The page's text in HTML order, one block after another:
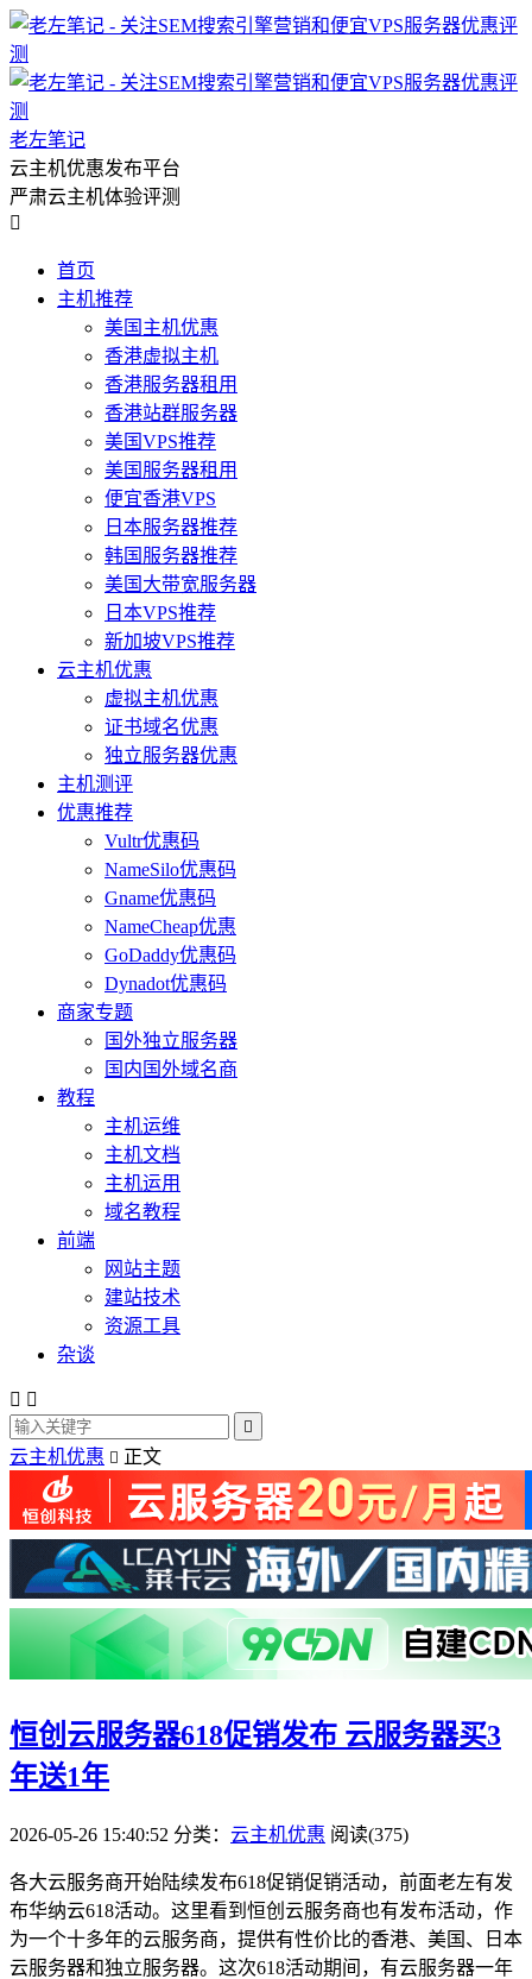
老左笔记
云主机优惠发布平台
严肃云主机体验评测

首页
主机推荐
美国主机优惠
香港虚拟主机
香港服务器租用
香港站群服务器
美国VPS推荐
美国服务器租用
便宜香港VPS
日本服务器推荐
韩国服务器推荐
美国大带宽服务器
日本VPS推荐
新加坡VPS推荐
云主机优惠
虚拟主机优惠
证书域名优惠
独立服务器优惠
主机测评
优惠推荐
Vultr优惠码
NameSilo优惠码
Gname优惠码
NameCheap优惠
GoDaddy优惠码
Dynadot优惠码
商家专题
国外独立服务器
国内国外域名商
教程
主机运维
主机文档
主机运用
域名教程
前端
网站主题
建站技术
资源工具
杂谈
 

云主机优惠  正文
恒创云服务器618促销发布 云服务器买3
年送1年
2026-05-26 15:40:52 分类： 云主机优惠 阅读(375)
各大云服务商开始陆续发布618促销促销活动，前面老左有发
布华纳云618活动。这里看到恒创云服务商也有发布活动，作
为一个十多年的云服务商，提供有性价比的香港、美国、日本
云服务器和独立服务器。这次618活动期间，有云服务器一年